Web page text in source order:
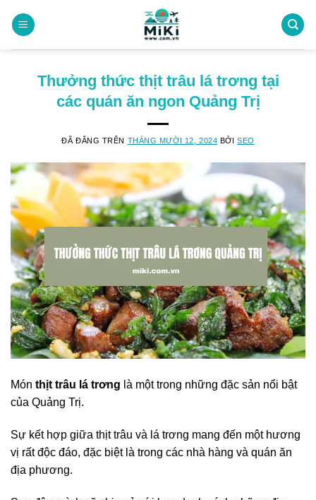
đến
Thưởng thức thịt trâu lá trơng tại
các quán ăn ngon Quảng Trị
ĐÃ ĐĂNG TRÊN THÁNG MƯỜI 12, 2024 BỞISEO
Món thịt trâu lá trơng là một trong những đặc sản nổi bật
của Quảng Trị.
Sự kết hợp giữa thịt trâu và lá trơng mang đến một hương
vị rất độc đáo, đặc biệt là trong các nhà hàng và quán ăn
địa phương.